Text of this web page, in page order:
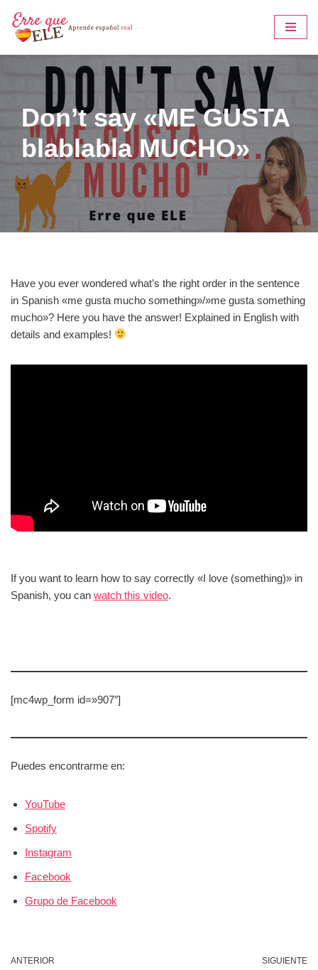
Saltar
al
contenido
Don’t say «ME GUSTA
blablabla MUCHO»
Have you ever wondered what’s the right order in the sentence
in Spanish «me gusta mucho something»/»me gusta something
mucho»? Here you have the answer! Explained in English with
details and examples!
If you want to learn how to say correctly «I love (something)» in
Spanish, you can watch this video.
[mc4wp_form id=»907″]
Puedes encontrarme en:
YouTube
Spotify
Instagram
Facebook
Grupo de Facebook
ANTERIOR SIGUIENTE